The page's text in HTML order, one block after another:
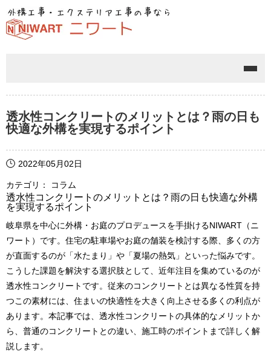
メニ
透水性コンクリートのメリットとは？雨の日も
快適な外構を実現するポイント
2022年05月02日
カテゴリ： コラム
透水性コンクリートのメリットとは？雨の日も快適な外構
を実現するポイント
岐阜県を中心に外構・お庭のプロデュースを手掛けるNIWART（ニ
ワート）です。住宅の駐車場やお庭の舗装を検討する際、多くの方
が直面するのが「水たまり」や「夏場の熱気」といった悩みです。
こうした課題を解決する選択肢として、近年注目を集めているのが
透水性コンクリートです。従来のコンクリートとは異なる性質を持
つこの素材には、住まいの快適性を大きく向上させる多くの利点が
あります。本記事では、透水性コンクリートの具体的なメリットか
ら、普通のコンクリートとの違い、施工時のポイントまで詳しく解
説します。